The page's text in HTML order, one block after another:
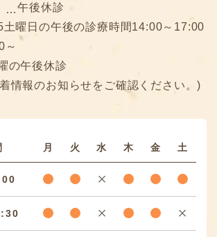
…午後休診
土曜日の午後の診療時間14:00～17:00
～
の午後休診
情報のお知らせをご確認ください。)
月 火 水 木 金 土